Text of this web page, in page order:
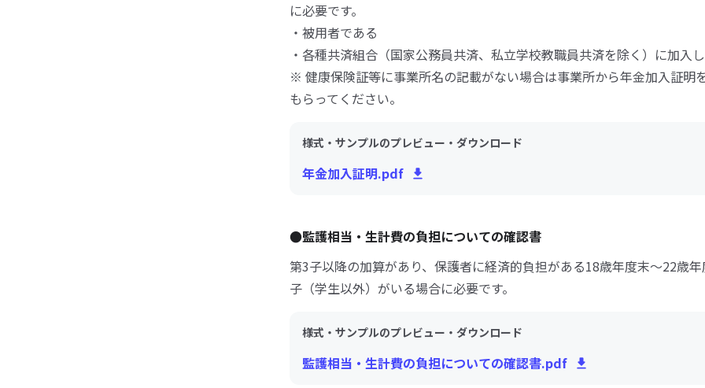
に必要です。
・被用者である
・各種共済組合（国家公務員共済、私立学校教職員共済を除く）に加入
※ 健康保険証等に事業所名の記載がない場合は事業所から年金加入証明
もらってください。
様式・サンプルのプレビュー・ダウンロード
年金加入証明.pdf
●監護相当・生計費の負担についての確認書
第3子以降の加算があり、保護者に経済的負担がある18歳年度末～22歳
子（学生以外）がいる場合に必要です。
様式・サンプルのプレビュー・ダウンロード
監護相当・生計費の負担についての確認書.pdf